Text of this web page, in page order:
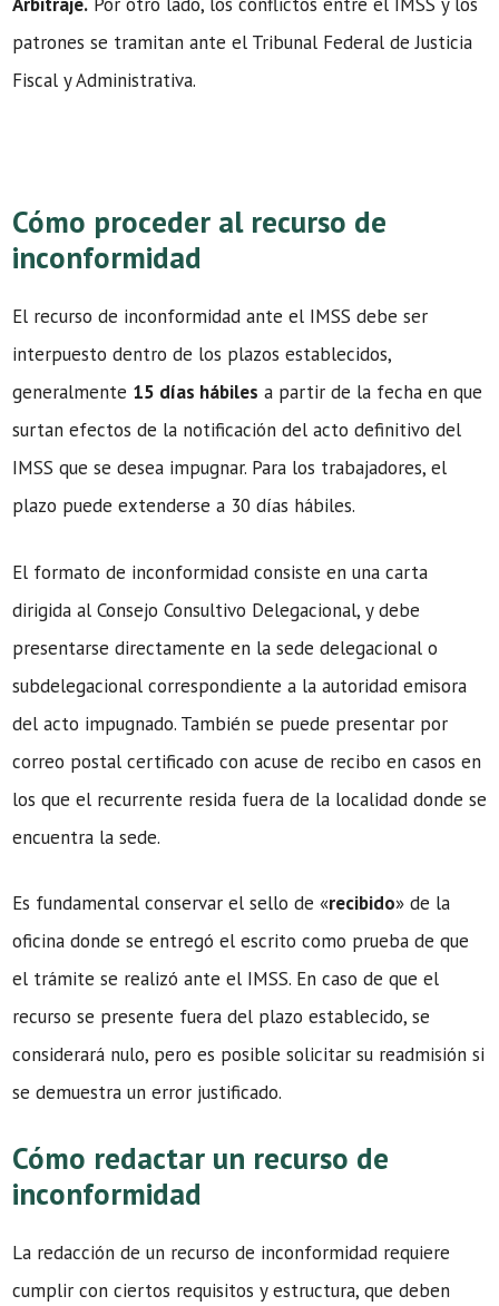
patrones se tramitan ante el Tribunal Federal de Justicia
Fiscal y Administrativa.
Cómo proceder al recurso de
inconformidad
El recurso de inconformidad ante el IMSS debe ser
interpuesto dentro de los plazos establecidos,
generalmente 15 días hábiles a partir de la fecha en que
surtan efectos de la notificación del acto definitivo del
IMSS que se desea impugnar. Para los trabajadores, el
plazo puede extenderse a 30 días hábiles.
El formato de inconformidad consiste en una carta
dirigida al Consejo Consultivo Delegacional, y debe
presentarse directamente en la sede delegacional o
subdelegacional correspondiente a la autoridad emisora
del acto impugnado. También se puede presentar por
correo postal certificado con acuse de recibo en casos en
los que el recurrente resida fuera de la localidad donde se
encuentra la sede.
Es fundamental conservar el sello de «recibido» de la
oficina donde se entregó el escrito como prueba de que
el trámite se realizó ante el IMSS. En caso de que el
recurso se presente fuera del plazo establecido, se
considerará nulo, pero es posible solicitar su readmisión si
se demuestra un error justificado.
Cómo redactar un recurso de
inconformidad
La redacción de un recurso de inconformidad requiere
cumplir con ciertos requisitos y estructura, que deben